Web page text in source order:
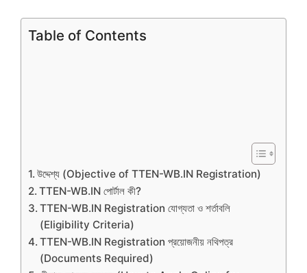
Table of Contents
উদ্দেশ্য (Objective of TTEN-WB.IN Registration)
TTEN-WB.IN পোর্টাল কী?
TTEN-WB.IN Registration যোগ্যতা ও শর্তাবলি
(Eligibility Criteria)
TTEN-WB.IN Registration প্রয়োজনীয় নথিপত্র
(Documents Required)